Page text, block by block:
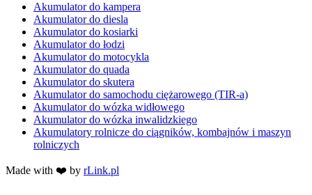
Akumulator do kampera
Akumulator do diesla
Akumulator do kosiarki
Akumulator do łodzi
Akumulator do motocykla
Akumulator do quada
Akumulator do skutera
Akumulator do samochodu ciężarowego (TIR-a)
Akumulator do wózka widłowego
Akumulator do wózka inwalidzkiego
Akumulatory rolnicze do ciągników, kombajnów i maszyn
rolniczych
Made with ❤️ by rLink.pl